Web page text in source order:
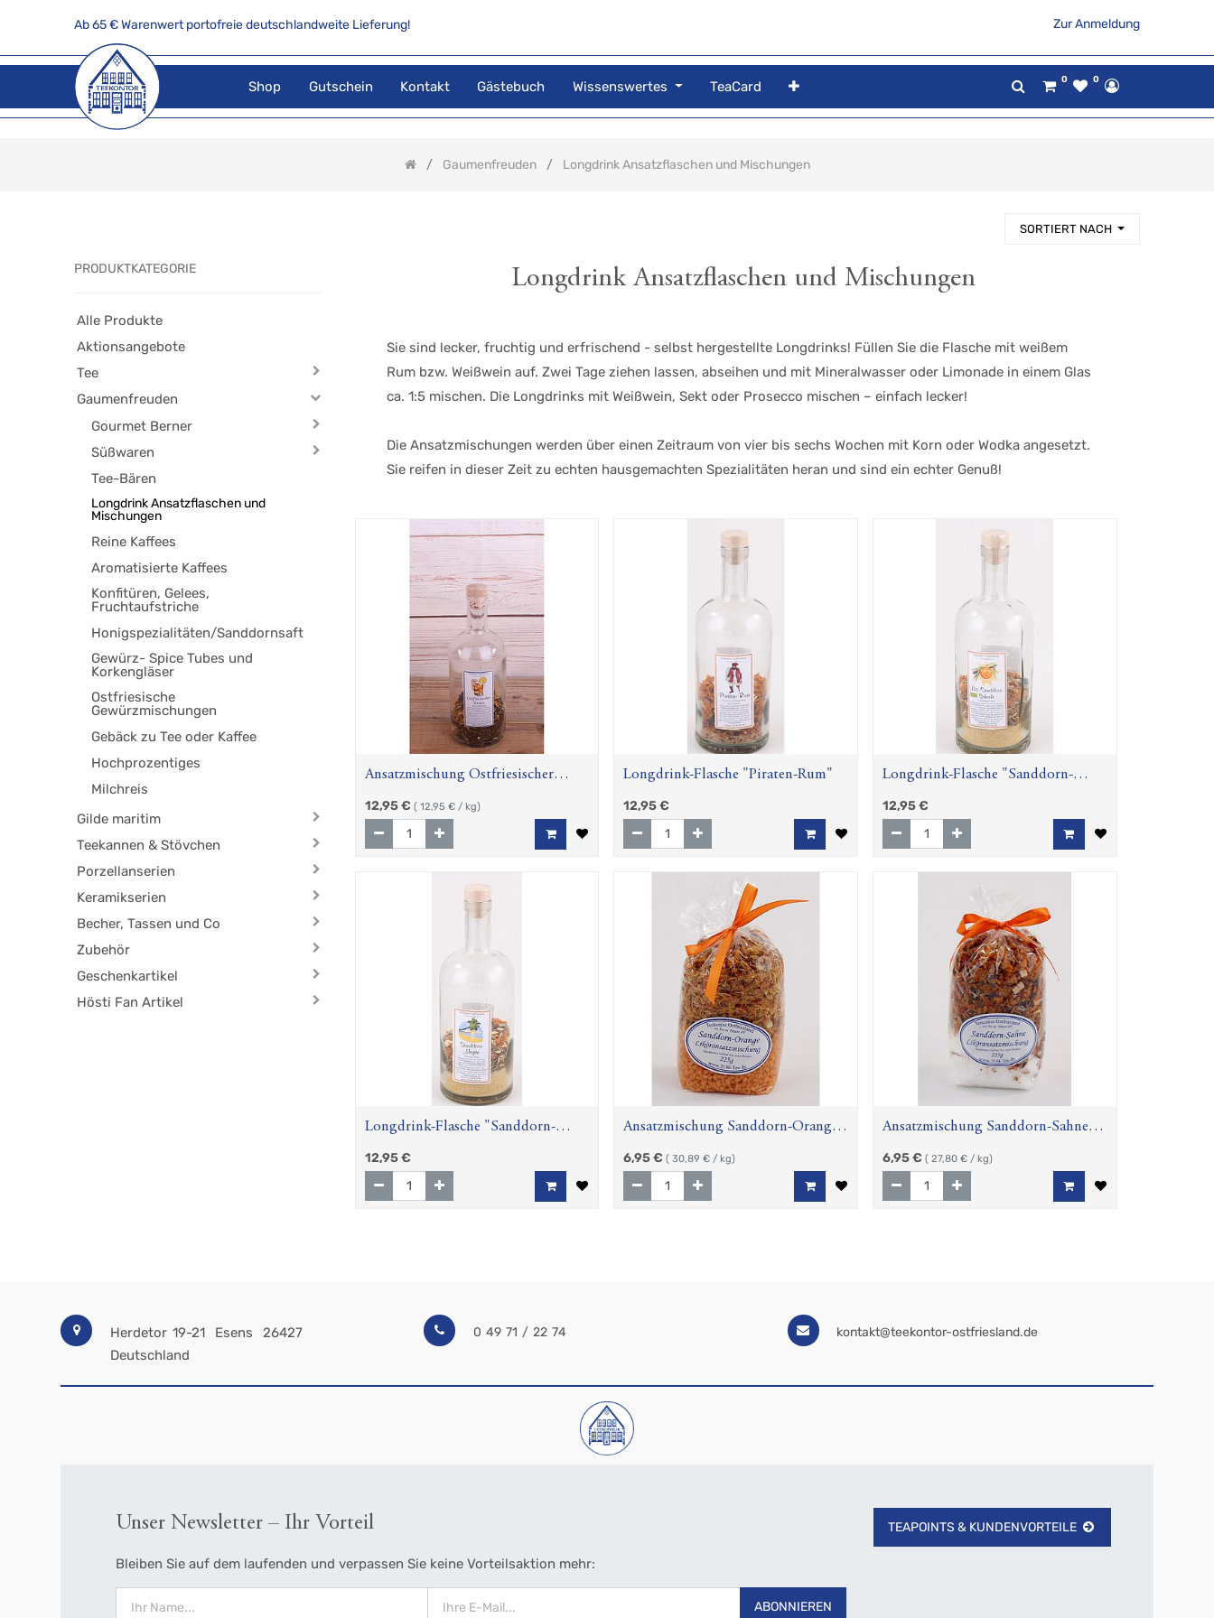
Ab 65 € Warenwert portofreie deutschlandweite Lieferung! Zur Anmeldung
Shop Gutschein Kontakt Gästebuch Wissenswertes TeaCard 0 0
Gaumenfreuden Longdrink Ansatzflaschen und Mischungen
SORTIERT NACH
PRODUKTKATEGORIE
Alle Produkte
Aktionsangebote
Tee
Gaumenfreuden
Gourmet Berner
Süßwaren
Tee-Bären
Longdrink Ansatzflaschen und
Mischungen
Reine Kaffees
Aromatisierte Kaffees
Konfitüren, Gelees,
Fruchtaufstriche
Honigspezialitäten/Sanddornsaft
Gewürz- Spice Tubes und
Korkengläser
Ostfriesische
Gewürzmischungen
Gebäck zu Tee oder Kaffee
Hochprozentiges
Milchreis
Gilde maritim
Teekannen & Stövchen
Porzellanserien
Keramikserien
Becher, Tassen und Co
Zubehör
Geschenkartikel
Hösti Fan Artikel
Longdrink Ansatzflaschen und Mischungen
Sie sind lecker, fruchtig und erfrischend - selbst hergestellte Longdrinks! Füllen Sie die Flasche mit weißem
Rum bzw. Weißwein auf. Zwei Tage ziehen lassen, abseihen und mit Mineralwasser oder Limonade in einem Glas
ca. 1:5 mischen. Die Longdrinks mit Weißwein, Sekt oder Prosecco mischen – einfach lecker!
Die Ansatzmischungen werden über einen Zeitraum von vier bis sechs Wochen mit Korn oder Wodka angesetzt.
Sie reifen in dieser Zeit zu echten hausgemachten Spezialitäten heran und sind ein echter Genuß!
Ansatzmischung Ostfriesischer
Eistee
12,95€ ( 12,95 € / kg)
Longdrink-Flasche "Piraten-Rum"
12,95€
Longdrink-Flasche "Sanddorn-
Schorle"
12,95€
Longdrink-Flasche "Sanddorn-
Mojito"
12,95€
Ansatzmischung Sanddorn-Orange
225 g
6,95€ (30,89 € / kg)
Ansatzmischung Sanddorn-Sahne
250g
6,95€ (27,80 € / kg)
Herdetor 19-21 Esens
26427
Deutschland
0 49 71 / 22 74 kontakt@teekontor-ostfriesland.de
Unser Newsletter – Ihr Vorteil
Bleiben Sie auf dem laufenden und verpassen Sie keine Vorteilsaktion mehr:
ABONNIEREN
TEAPOINTS & KUNDENVORTEILE